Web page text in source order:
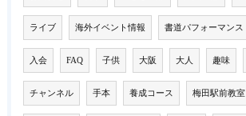
ライブ 海外イベント情報 書道パフォーマンス
入会 FAQ 子供 大阪 大人 趣味
チャンネル 手本 養成コース 梅田駅前教室